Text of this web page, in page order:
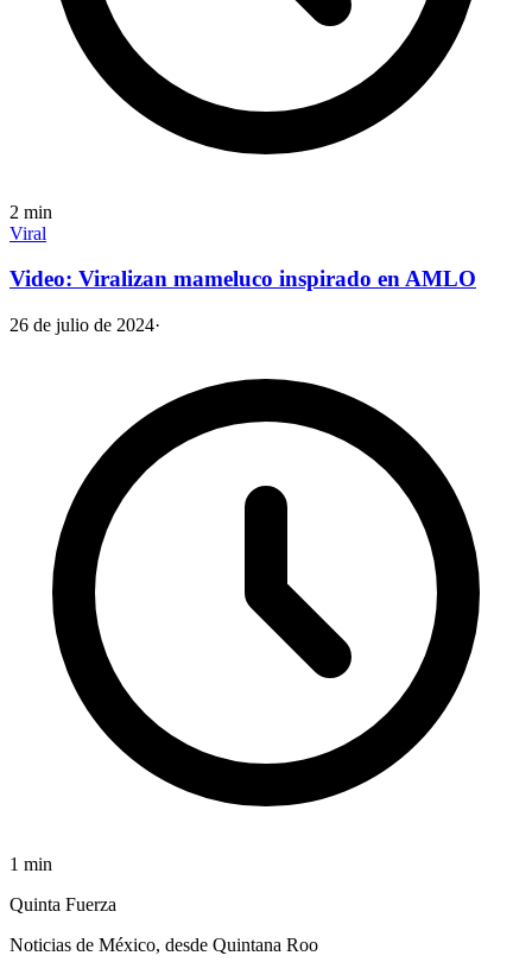
2 min
Viral
Video: Viralizan mameluco inspirado en AMLO
26 de julio de 2024·
1 min
Quinta Fuerza
Noticias de México, desde Quintana Roo